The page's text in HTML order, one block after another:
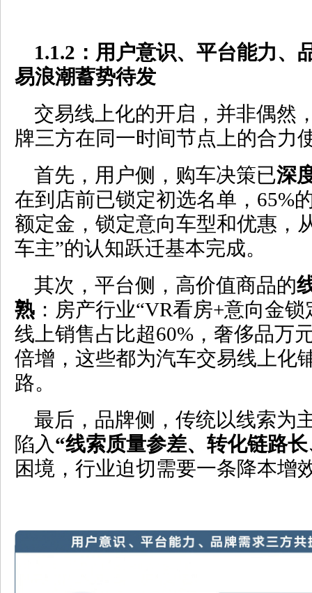
1.1.2 ：用户意识、平台能力、
易浪潮蓄势待发
交易线上化的开启，并非偶然
牌三方在同一时间节点上的合力
首先，用户侧，购车决策已深
在到店前已锁定初选名单，65%
额定金，锁定意向车型和优惠，
车主”的认知跃迁基本完成。
其次，平台侧，高价值商品的
熟 ：房产行业“VR看房+意向金
线上销售占比超60%，奢侈品万
倍增，这些都为汽车交易线上化
路。
最后，品牌侧，传统以线索为
陷入“线索质量参差、转化链路
困境，行业迫切需要一条降本增